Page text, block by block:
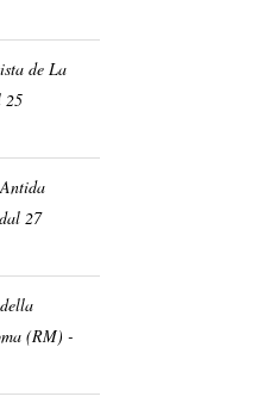
de La
25
27
(RM) -